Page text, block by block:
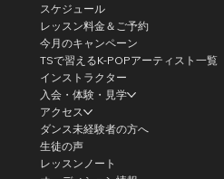
スケジュール
レッスン料金＆ご予約
今月のキャンペーン
TSで習えるK-POPアーティスト一覧
インストラクター
入会・体験・見学
アクセス
ダンス未経験者の方へ
生徒の声
レッスンノート